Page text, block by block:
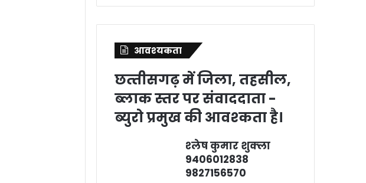
आवश्‍यकता
छत्‍तीसगढ़ में जिला, तहसील,
ब्‍लाक स्‍तर पर संवाददाता -
ब्‍युरो प्रमुख की आवश्‍कता है।
श्‍लेष कुमार शुक्‍ला
9406012838
9827156570